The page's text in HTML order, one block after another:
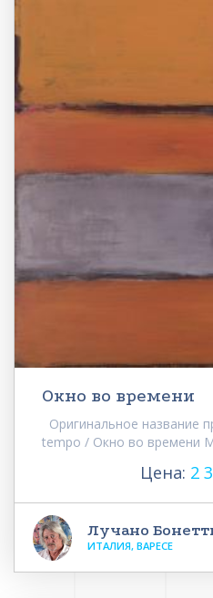
Окно во времени
Оригинальное название
tempo / Окно во времени
Цена: 2
Лучано
ИТАЛИЯ, ВАРЕСЕ